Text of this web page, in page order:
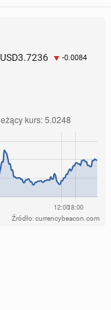
USD3.7236 -0.0084
Źródło: currencybeacon.com